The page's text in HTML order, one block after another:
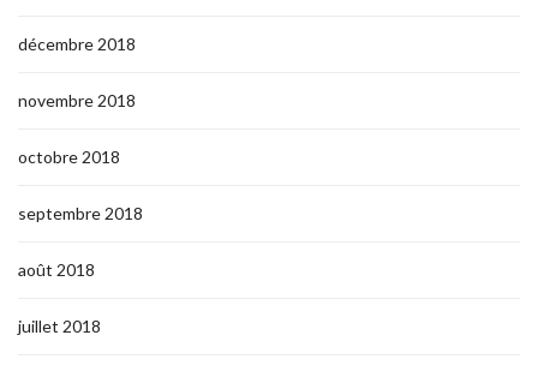
décembre 2018
novembre 2018
octobre 2018
septembre 2018
août 2018
juillet 2018